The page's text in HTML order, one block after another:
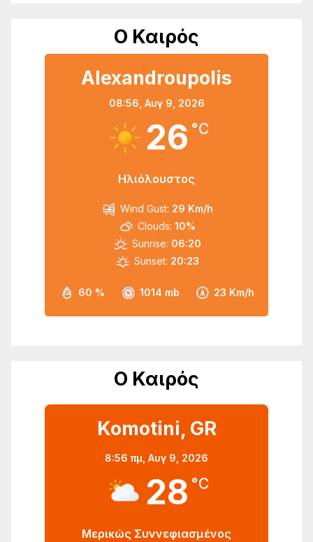
Ο Καιρός
Alexandroupolis
08:56, Αυγ 9, 2026
26 °C
Ηλιόλουστος
60 % 1014 mb 23 Km/h
Wind Gust: 29 Km/h
Clouds: 10%
Sunrise: 06:20
Sunset: 20:23
Ο Καιρός
Komotini, GR
8:56 πμ, Αυγ 9, 2026
28 °C
Μερικώς Συννεφιασμένος